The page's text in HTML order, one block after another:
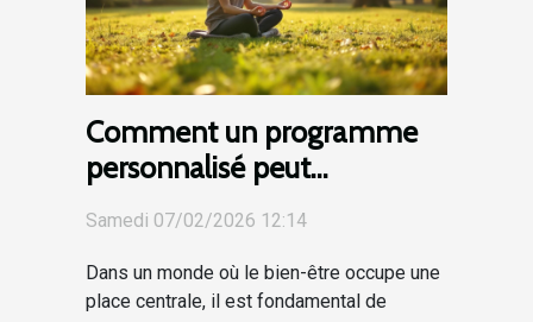
Comment un programme
personnalisé peut
transformer votre bien-être
?
Samedi 07/02/2026 12:14
Dans un monde où le bien-être occupe une
place centrale, il est fondamental de